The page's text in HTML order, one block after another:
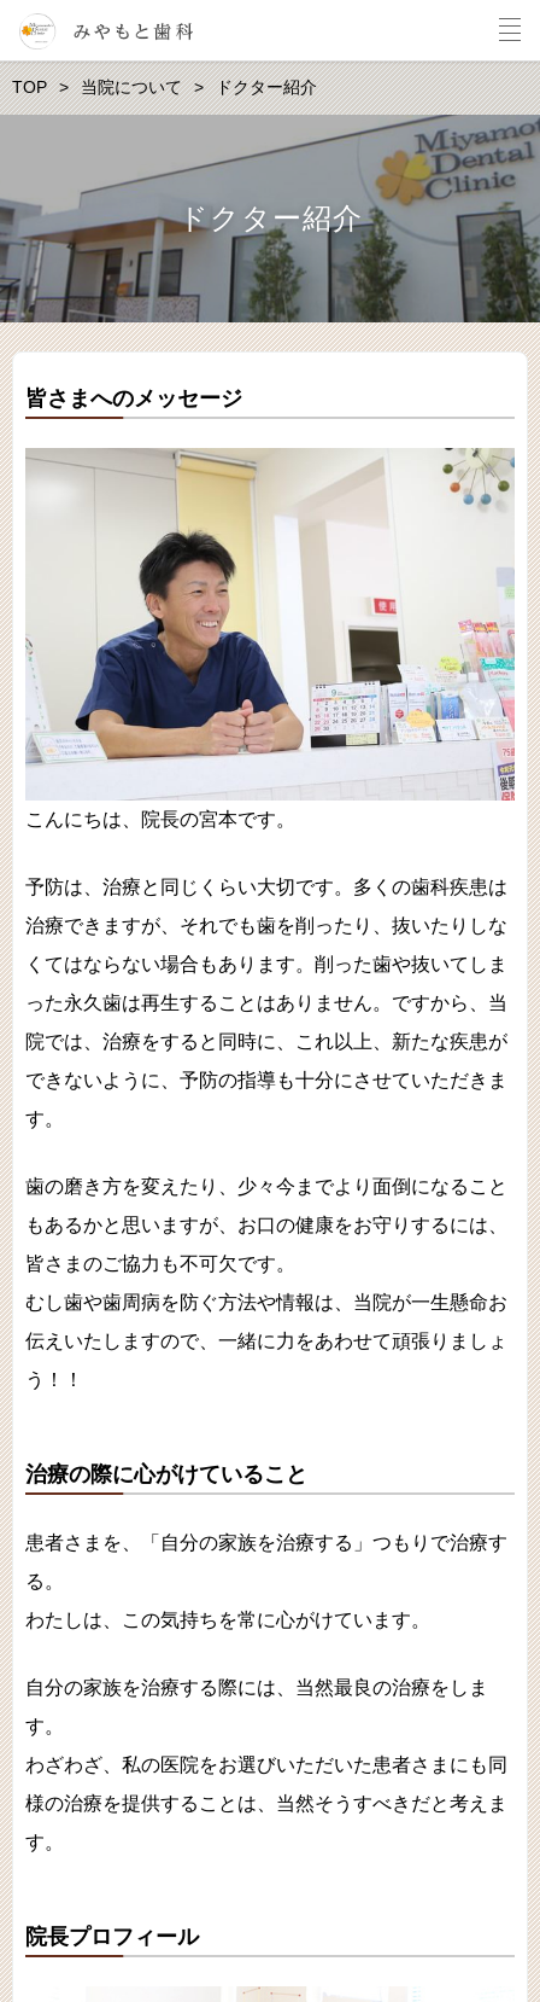
TOP 当院について ドクター紹介
ドクター紹介
皆さまへのメッセージ
こんにちは、院長の宮本です。
予防は、治療と同じくらい大切です。多くの歯科疾患は
治療できますが、それでも歯を削ったり、抜いたりしな
くてはならない場合もあります。削った歯や抜いてしま
った永久歯は再生することはありません。ですから、当
院では、治療をすると同時に、これ以上、新たな疾患が
できないように、予防の指導も十分にさせていただきま
す。
歯の磨き方を変えたり、少々今までより面倒になること
もあるかと思いますが、お口の健康をお守りするには、
皆さまのご協力も不可欠です。
むし歯や歯周病を防ぐ方法や情報は、当院が一生懸命お
伝えいたしますので、一緒に力をあわせて頑張りましょ
う！！
治療の際に心がけていること
患者さまを、「自分の家族を治療する」つもりで治療す
る。
わたしは、この気持ちを常に心がけています。
自分の家族を治療する際には、当然最良の治療をしま
す。
わざわざ、私の医院をお選びいただいた患者さまにも同
様の治療を提供することは、当然そうすべきだと考えま
す。
院長プロフィール